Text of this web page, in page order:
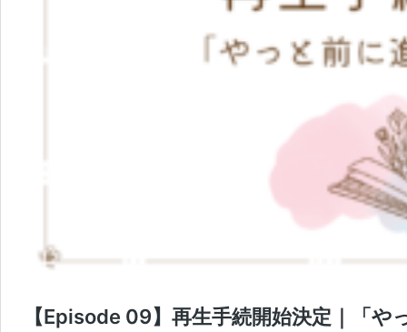
【Episode 09】再生手続開始決定｜「